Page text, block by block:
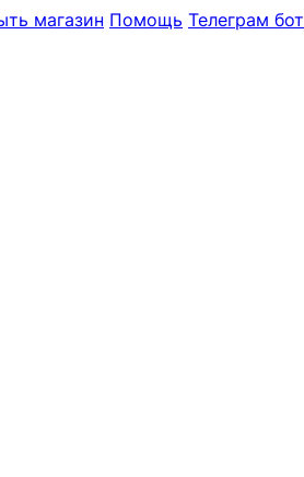
магазин Помощь Телеграм бот